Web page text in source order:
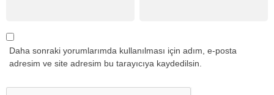
Daha sonraki yorumlarımda kullanılması için adım, e-posta
adresim ve site adresim bu tarayıcıya kaydedilsin.